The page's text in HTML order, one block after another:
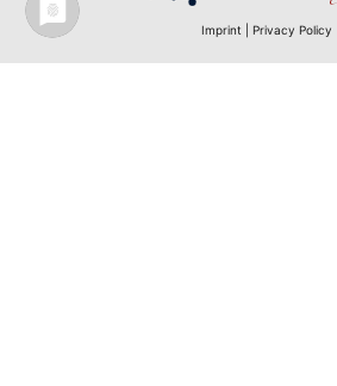
Imprint Privacy Policy